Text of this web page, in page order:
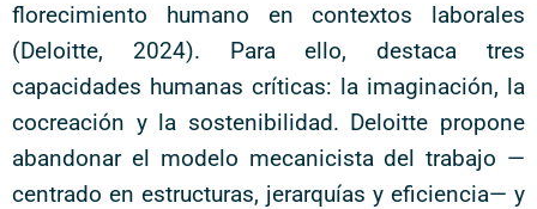
florecimiento humano en contextos laborales
(Deloitte, 2024). Para ello, destaca tres
capacidades humanas críticas: la imaginación, la
cocreación y la sostenibilidad. Deloitte propone
abandonar el modelo mecanicista del trabajo —
centrado en estructuras, jerarquías y eficiencia— y